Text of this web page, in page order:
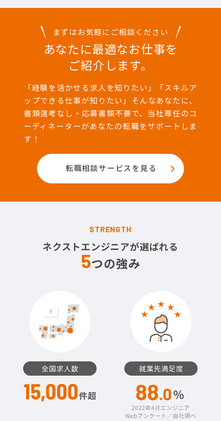
まずはお気軽にご相談ください
あなたに最適なお仕事を
ご紹介します。
「経験を活かせる求人を知りたい」「スキルア
ップできる仕事が知りたい」そんなあなたに、
書類選考なし・応募書類不要で、当社専任のコ
ーディネーターがあなたの転職をサポートしま
す！
転職相談サービスを見る
STRENGTH
ネクストエンジニアが選ばれる
5つの強み